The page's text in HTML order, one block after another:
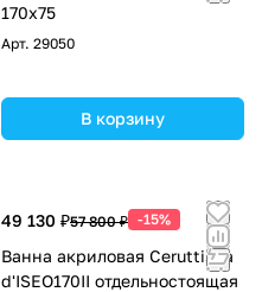
170x75
Арт. 29050
В корзину
49 130 ₽57 800 ₽ -15%
Ванна акриловая Ceruttispa
d'ISEO170II отдельностоящая